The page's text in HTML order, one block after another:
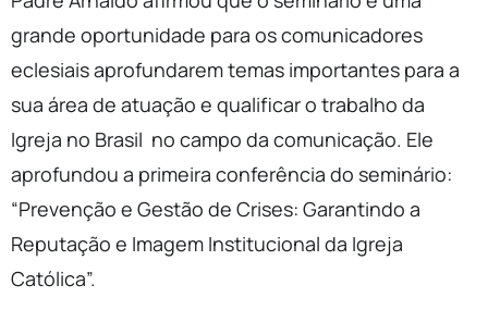
grande oportunidade para os comunicadores
eclesiais aprofundarem temas importantes para a
sua área de atuação e qualificar o trabalho da
Igreja no Brasil no campo da comunicação. Ele
aprofundou a primeira conferência do seminário:
“Prevenção e Gestão de Crises: Garantindo a
Reputação e Imagem Institucional da Igreja
Católica”.